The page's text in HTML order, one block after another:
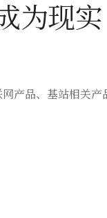
为现实
产品、基站相关